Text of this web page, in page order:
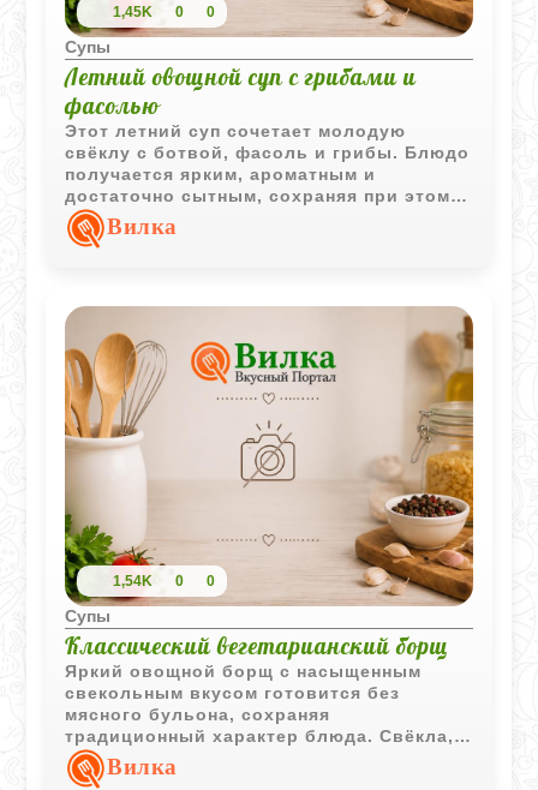
1,45K 0 0
Супы
Летний овощной суп с грибами и
фасолью
Этот летний суп сочетает молодую
свёклу с ботвой, фасоль и грибы. Блюдо
получается ярким, ароматным и
достаточно сытным, сохраняя при этом
лёгкий овощной характер.
Вилка
1,54K 0 0
Супы
Классический вегетарианский борщ
Яркий овощной борщ с насыщенным
свекольным вкусом готовится без
мясного бульона, сохраняя
традиционный характер блюда. Свёкла,
капуста и ароматные коренья создают
гармоничное сочетание, которое
Вилка